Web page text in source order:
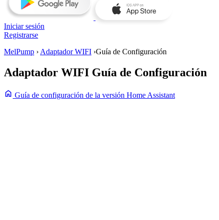
Iniciar sesión
Registrarse
MelPump › Adaptador WIFI ›Guía de Configuración
Adaptador WIFI Guía de Configuración
home Guía de configuración de la versión Home Assistant